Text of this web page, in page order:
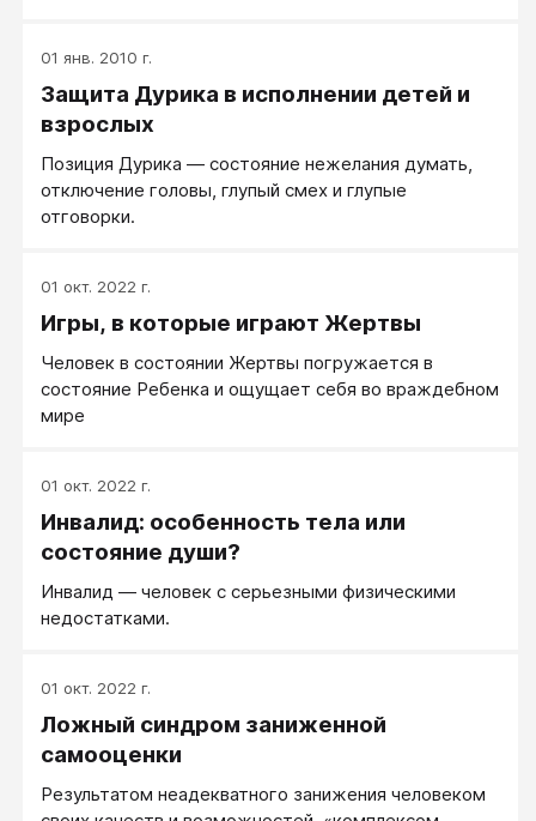
01 янв. 2010 г.
Защита Дурика в исполнении детей и
взрослых
Позиция Дурика — состояние нежелания думать,
отключение головы, глупый смех и глупые
отговорки.
01 окт. 2022 г.
Игры, в которые играют Жертвы
Человек в состоянии Жертвы погружается в
состояние Ребенка и ощущает себя во враждебном
мире
01 окт. 2022 г.
Инвалид: особенность тела или
состояние души?
Инвалид — человек с серьезными физическими
недостатками.
01 окт. 2022 г.
Ложный синдром заниженной
самооценки
Результатом неадекватного занижения человеком